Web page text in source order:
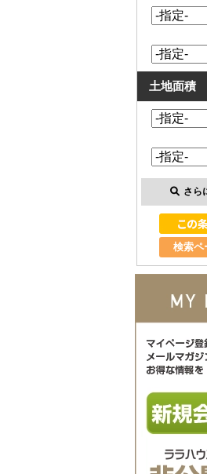
土地面積
さら
検索ペ